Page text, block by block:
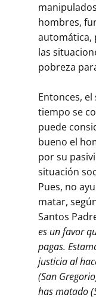
hombres,
automática,
las
pobreza
Entonces,
tiempo se
puede
bueno el
por su
situación
Pues, no
matar,
Santos
es un favor
pagas.
justicia al
(San
has matado